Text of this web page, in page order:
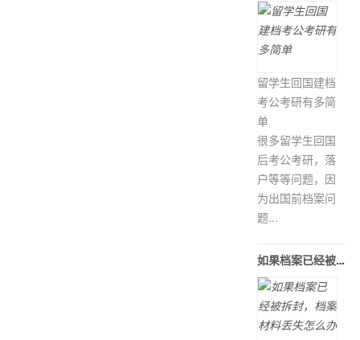
留学生回国建档
考公考研有多简
单
很多留学生回国
后考公考研，落
户等等问题，因
为出国前档案问
题...
如果档案已经被拆封，档案材料丢失怎